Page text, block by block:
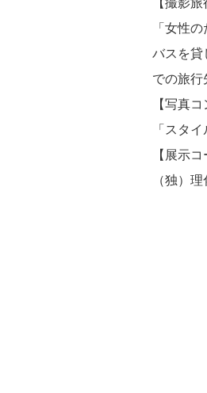
「女性
バスを貸
での旅行
【写真
「スタ
【展示
（独）